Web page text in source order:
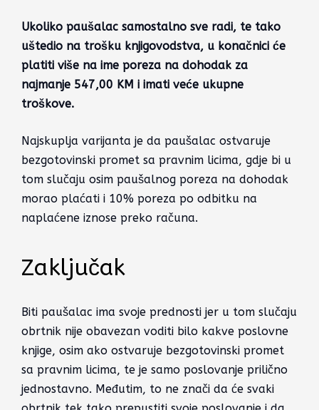
Ukoliko paušalac samostalno sve radi, te tako
uštedio na trošku knjigovodstva, u konačnici će
platiti više na ime poreza na dohodak za
najmanje 547,00 KM i imati veće ukupne
troškove.
Najskuplja varijanta je da paušalac ostvaruje
bezgotovinski promet sa pravnim licima, gdje bi u
tom slučaju osim paušalnog poreza na dohodak
morao plaćati i 10% poreza po odbitku na
naplaćene iznose preko računa.
Zaključak
Biti paušalac ima svoje prednosti jer u tom slučaju
obrtnik nije obavezan voditi bilo kakve poslovne
knjige, osim ako ostvaruje bezgotovinski promet
sa pravnim licima, te je samo poslovanje prilično
jednostavno. Međutim, to ne znači da će svaki